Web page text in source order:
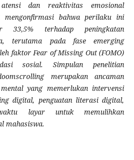
dan reaktivitas emosional
mengonfirmasi bahwa perilaku ini
33,5% terhadap peningkatan
terutama pada fase emerging
faktor Fear of Missing Out (FOMO)
sosial. Simpulan penelitian
merupakan ancaman
yang memerlukan intervensi
digital, penguatan literasi digital,
layar untuk memulihkan
mahasiswa.